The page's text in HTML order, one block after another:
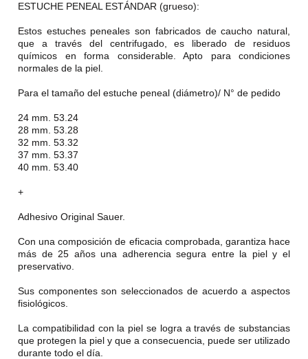
ESTUCHE PENEAL ESTÁNDAR (grueso):
Estos estuches peneales son fabricados de caucho natural,
que a través del centrifugado, es liberado de residuos
químicos en forma considerable. Apto para condiciones
normales de la piel.
Para el tamaño del estuche peneal (diámetro)/ N° de pedido
24 mm. 53.24
28 mm. 53.28
32 mm. 53.32
37 mm. 53.37
40 mm. 53.40
+
Adhesivo Original Sauer.
Con una composición de eficacia comprobada, garantiza hace
más de 25 años una adherencia segura entre la piel y el
preservativo.
Sus componentes son seleccionados de acuerdo a aspectos
fisiológicos.
La compatibilidad con la piel se logra a través de substancias
que protegen la piel y que a consecuencia, puede ser utilizado
durante todo el día.